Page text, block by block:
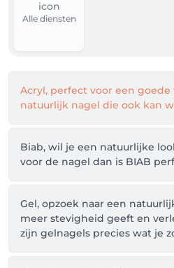
- Professionele
- Kwaliteit en liefde voor het
Alle diensten
Acryl, perfect voor een
natuurlijk nagel die ook kan
Biab, wil je een natuurlijke
voor de nagel dan is BIAB
Gel, opzoek naar een
meer stevigheid geeft en
zijn gelnagels precies wat je